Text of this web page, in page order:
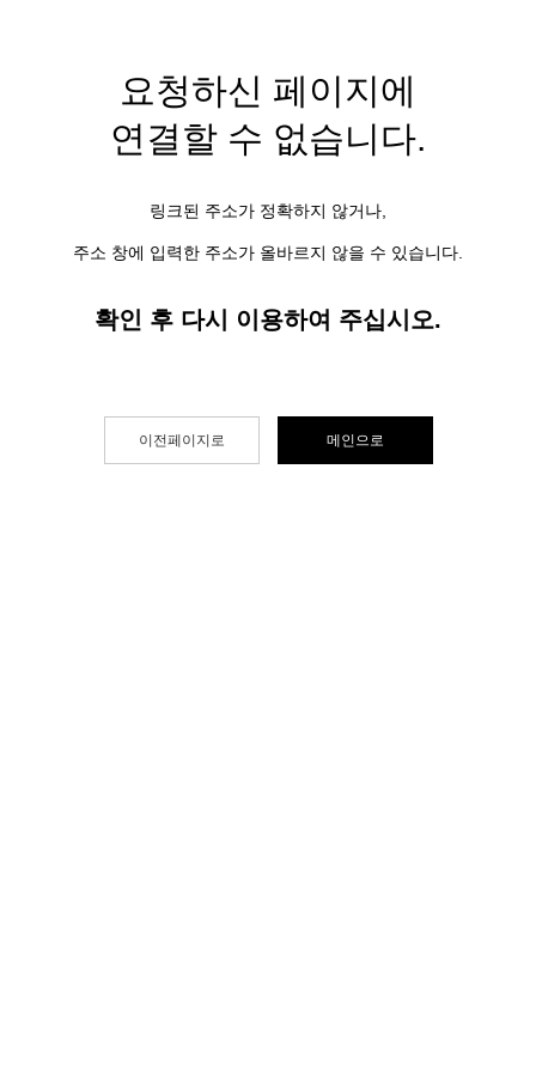
요청하신 페이지에
연결할 수 없습니다.
링크된 주소가 정확하지 않거나,
주소 창에 입력한 주소가 올바르지 않을 수 있습니다.
확인 후 다시 이용하여 주십시오.
이전페이지로 메인으로